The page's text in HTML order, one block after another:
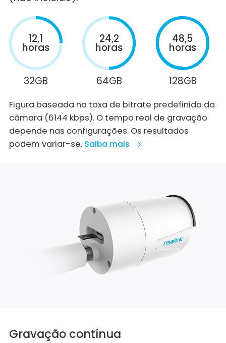
12,1
horas
32GB
24,2
horas
64GB
48,5
horas
128GB
Figura baseada na taxa de bitrate predefinida da
câmara (6144 kbps). O tempo real de gravação
depende nas configurações. Os resultados
podem variar-se. Saiba mais
Gravação contínua